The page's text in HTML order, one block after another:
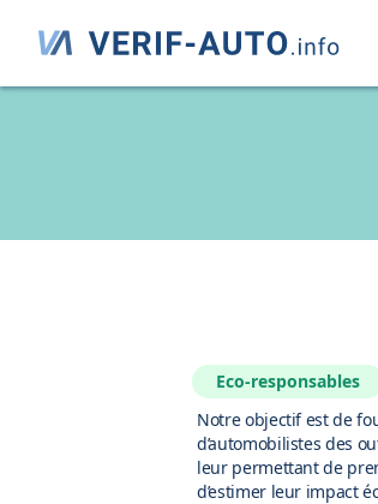
Eco-responsables
Notre objectif est de
d’automobilistes des
leur permettant de
d’estimer leur impact